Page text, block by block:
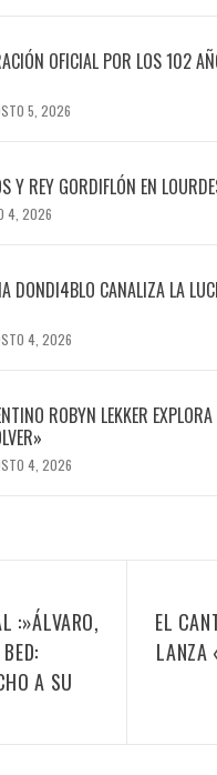
OFICIAL POR LOS 102
5, 2026
Y REY GORDIFLÓN EN
4, 2026
DONDI4BLO CANALIZA LA
4, 2026
ROBYN LEKKER
4, 2026
:»ÁLVARO,
A SU
EL
LANZA